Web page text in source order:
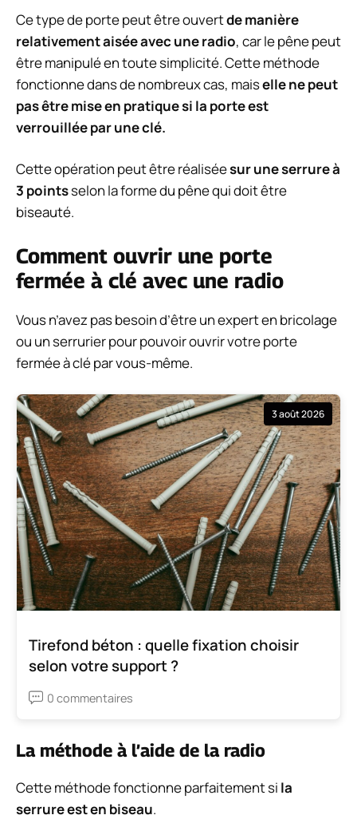
Ce type de porte peut être ouvertde manière
relativement aisée avec une radio, car le pêne peut
être manipulé en toute simplicité. Cette méthode
fonctionne dans de nombreux cas, maiselle ne peut
pas être mise en pratique si la porte est
verrouillée par une clé.
Cette opération peut être réaliséesur une serrure à
3 pointsselon la forme du pêne qui doit être
biseauté.
Comment ouvrir une porte
fermée à clé avec une radio
Vous n’avez pas besoin d’être un expert en bricolage
ou un serrurier pour pouvoir ouvrir votre porte
fermée à clé par vous-même.
3 août 2026
Tirefond béton : quelle fixation choisir
selon votre support ?
0 commentaires
La méthode à l’aide de la radio
Cette méthode fonctionne parfaitement si la
serrure est en biseau.